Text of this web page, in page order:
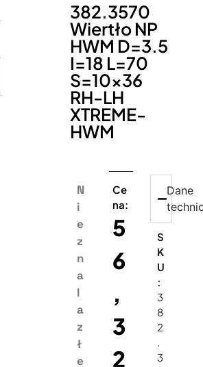
382.3570
Wiertło NP
HWM D=3.5
I=18 L=70
S=10×36
RH-LH
XTREME-
HWM
N
i
e
z
n
a
l
a
z
ł
e
Ce
na:
5
6
,
3
2
Dane
S
K
U
:
3
8
2
.
3